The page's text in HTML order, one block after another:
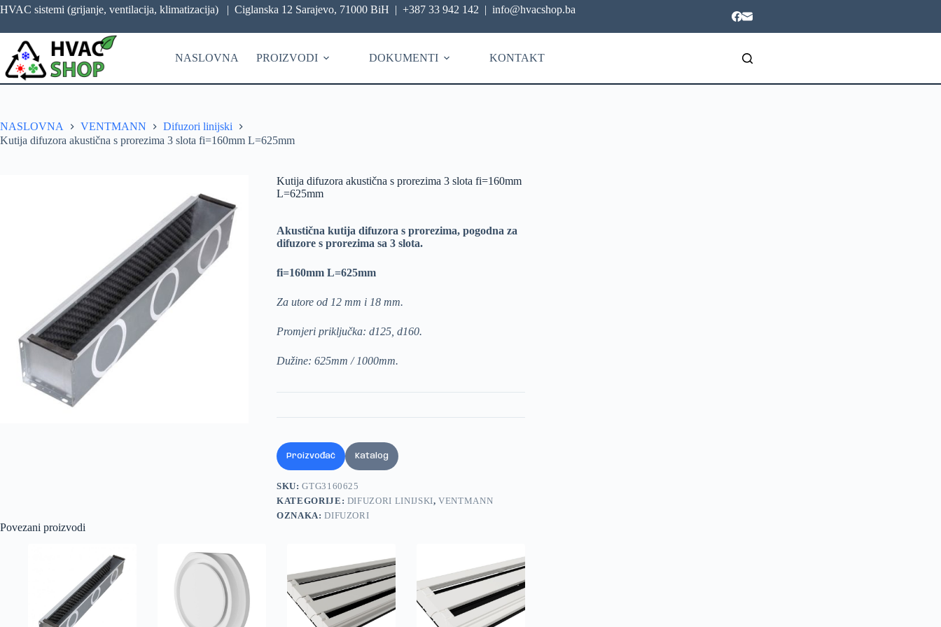
HVAC sistemi (grijanje, ventilacija, klimatizacija) | Ciglanska 12 Sarajevo, 71000 BiH | +387 33 942 142 | info@hvacshop.ba
NASLOVNA PROIZVODI DOKUMENTI KONTAKT
NASLOVNA VENTMANN
Difuzori linijski
Kutija difuzora akustična s prorezima 3 slota fi=160mm L=625mm
Kutija difuzora akustična s prorezima 3 slota fi=160mm
L=625mm
Akustična kutija difuzora s prorezima, pogodna za
difuzore s prorezima sa 3 slota.
fi=160mm L=625mm
Za utore od 12 mm i 18 mm.
Promjeri priključka: d125, d160.
Dužine: 625mm / 1000mm.
Proizvođač Katalog
SKU:GTG3160625
KATEGORIJE: DIFUZORI LINIJSKI,VENTMANN
OZNAKA:DIFUZORI
Povezani proizvodi